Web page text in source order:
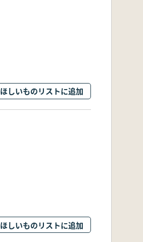
ほしいものリストに追加
ほしいものリストに追加